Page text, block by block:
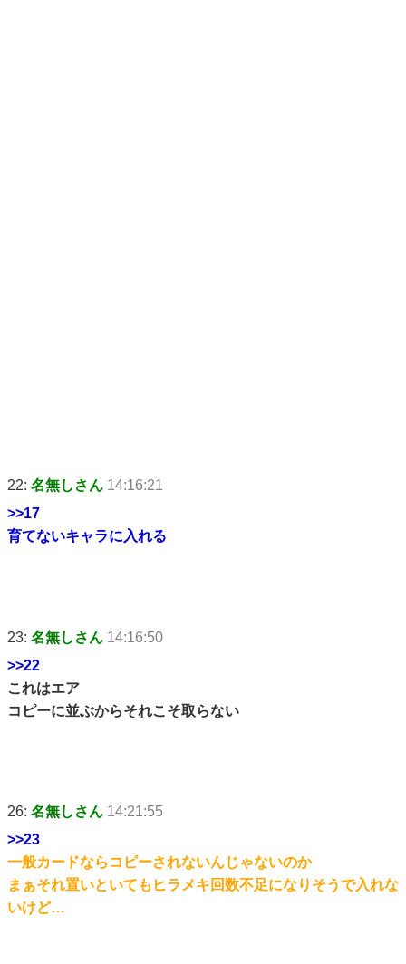
22: 名無しさん 14:16:21
>>17
育てないキャラに入れる
23: 名無しさん 14:16:50
>>22
これはエア
コピーに並ぶからそれこそ取らない
26: 名無しさん 14:21:55
>>23
一般カードならコピーされないんじゃないのか
まぁそれ置いといてもヒラメキ回数不足になりそうで入れな
いけど…